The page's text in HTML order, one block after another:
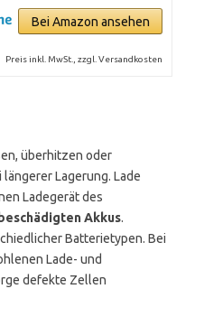
Bei Amazon ansehen
Preis inkl. MwSt., zzgl. Versandkosten
überhitzen oder
Lagerung. Lade
Ladegerät des
Akkus.
Batterietypen. Bei
Lade- und
defekte Zellen